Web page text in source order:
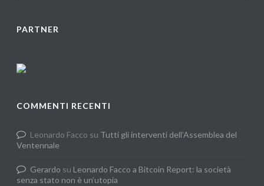
PARTNER
COMMENTI RECENTI
Leonardo Facco su Tutti gli interventi dell’Assemblea del
Ventennale
Gerardo su Leonardo Facco a Bitcoin Report: la società
senza stato non è un’utopia